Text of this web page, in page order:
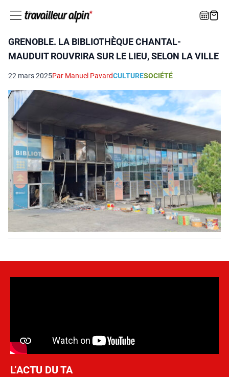
GRENOBLE. LA BIBLIOTHÈQUE CHANTAL-
MAUDUIT ROUVRIRA SUR LE LIEU, SELON LA VILLE
22 mars 2025Par Manuel PavardCULTURESOCIÉTÉ
L’ACTU DU TA